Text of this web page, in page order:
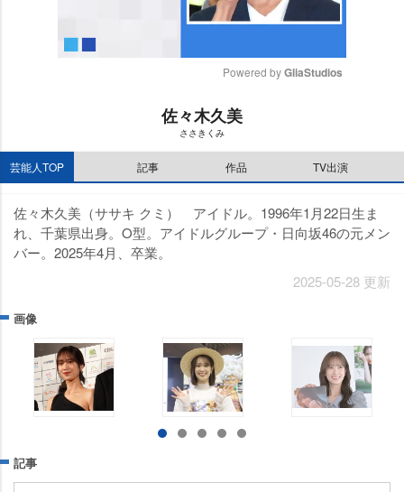
Powered by GliaStudios
佐々木久美
ささきくみ
芸能人TOP 記事 作品 TV出演
佐々木久美（ササキ クミ） アイドル。1996年1月22日生ま
れ、千葉県出身。O型。アイドルグループ・日向坂46の元メン
バー。2025年4月、卒業。
2025-05-28 更新
画像
記事